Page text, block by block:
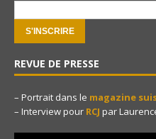
REVUE DE PRESSE
– Portrait dans le magazine
– Interview pour RCJ par